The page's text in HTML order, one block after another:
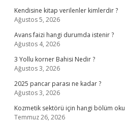
Kendisine kitap verilenler kimlerdir ?
Ağustos 5, 2026
Avans faizi hangi durumda istenir ?
Ağustos 4, 2026
3 Yollu korner Bahisi Nedir ?
Ağustos 3, 2026
2025 pancar parası ne kadar ?
Ağustos 3, 2026
Kozmetik sektörü için hangi bölüm
Temmuz 26, 2026